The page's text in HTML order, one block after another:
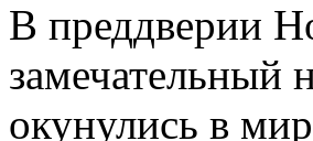
В преддверии
замечательный
окунулись в